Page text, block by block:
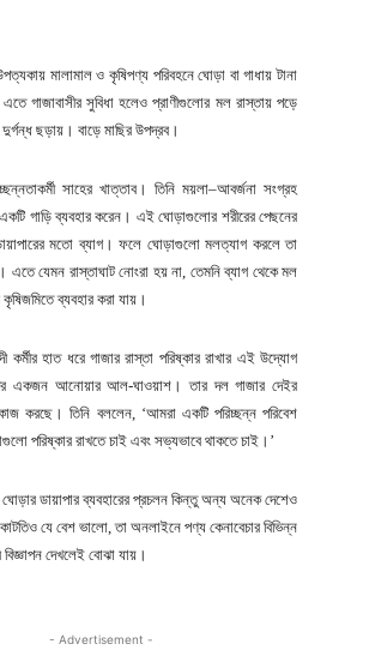
মালামাল ও কৃষিপণ্য পরিবহনে ঘোড়া বা গাধায় টানা
গাজাবাসীর সুবিধা হলেও প্রাণীগুলোর মল রাস্তায় পড়ে
দুর্গন্ধ ছড়ায়। বাড়ে মাছির উপদ্রব।
সাহের খাত্তাব। তিনি ময়লা–আবর্জনা সংগ্রহ
গাড়ি ব্যবহার করেন। এই ঘোড়াগুলোর শরীরের পেছনের
মতো ব্যাগ। ফলে ঘোড়াগুলো মলত্যাগ করলে তা
যেমন রাস্তাঘাট নোংরা হয় না, তেমনি ব্যাগ থেকে মল
কৃষিজমিতে ব্যবহার করা যায়।
কর্মীর হাত ধরে গাজার রাস্তা পরিষ্কার রাখার এই উদ্যোগ
একজন আনোয়ার আল-ঘাওয়াশ। তার দল গাজার দেইর
করছে। তিনি বললেন, ‘আমরা একটি পরিচ্ছন্ন পরিবেশ
পরিষ্কার রাখতে চাই এবং সভ্যভাবে থাকতে চাই।’
ডায়াপার ব্যবহারের প্রচলন কিন্তু অন্য অনেক দেশেও
যে বেশ ভালো, তা অনলাইনে পণ্য কেনাবেচার বিভিন্ন
দেখলেই বোঝা যায়।
- Advertisement -